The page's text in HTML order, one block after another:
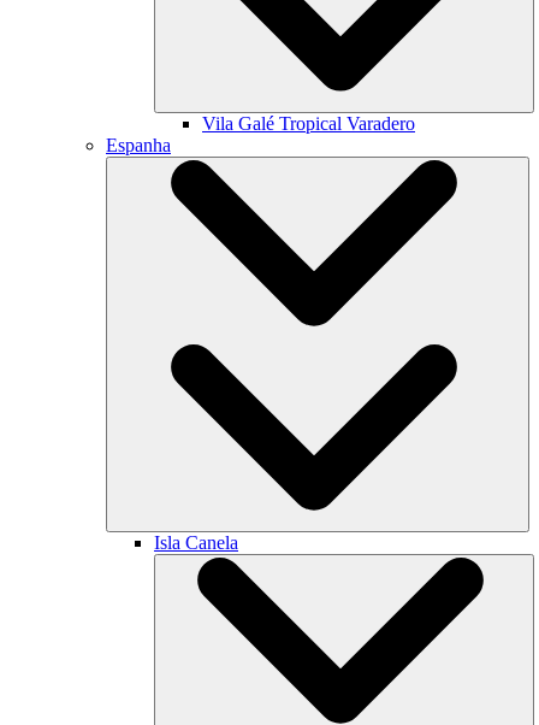
Vila Galé Tropical Varadero
Espanha
Isla Canela